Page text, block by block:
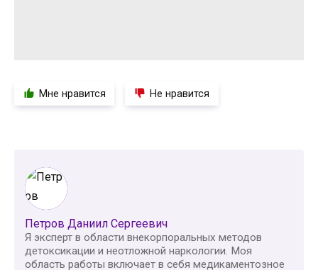
Мне нравится Не нравится
Петров Даниил Сергеевич
Я эксперт в области внекорпоральных методов
детоксикации и неотложной наркологии. Моя
область работы включает в себя медикаментозное